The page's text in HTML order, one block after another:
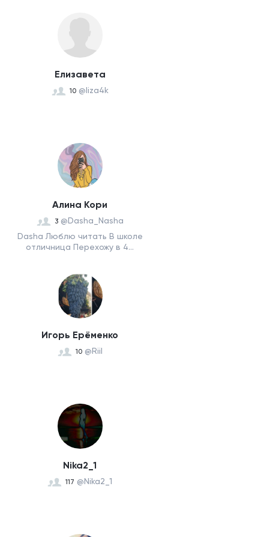
Елизавета
10 @liza4k
Алина Кори
3 @Dasha_Nasha
Dasha Люблю читать В школе
отличница Перехожу в 4...
Игорь Ерёменко
10 @Riil
Nika2_1
117 @Nika2_1